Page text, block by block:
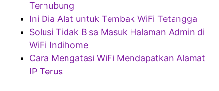
Terhubung
Ini Dia Alat untuk Tembak WiFi Tetangga
Solusi Tidak Bisa Masuk Halaman Admin di
WiFi Indihome
Cara Mengatasi WiFi Mendapatkan Alamat
IP Terus